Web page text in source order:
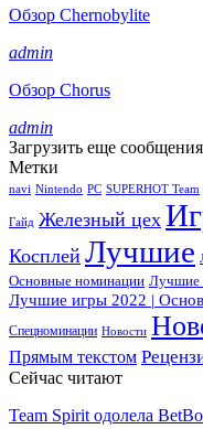
Обзор Chernobylite
admin
Обзор Chorus
admin
Загрузить еще сообщения
Метки
navi Nintendo PC SUPERHOT Team
Гайд Железный цех
Косплей Лучшие
Основные номинации Лучшие
Лучшие игры 2022 |
Спецноминации Новости
Прямым текстом
Сейчас читают
Team Spirit одолела